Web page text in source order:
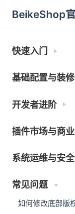
BeikeShop
快速入门
基础配置与装修
开发者进阶
插件市场与商
系统运维与安全
常见问题
如何修改底部版